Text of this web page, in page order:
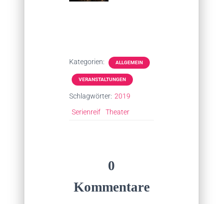
Kategorien: ALLGEMEIN
VERANSTALTUNGEN
Schlagwörter: 2019
Serienreif
Theater
0
Kommentare